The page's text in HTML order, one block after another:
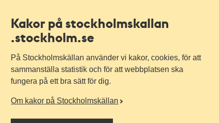
Kakor på stockholmskallan
.stockholm.se
På Stockholmskällan använder vi kakor, cookies, för att
sammanställa statistik och för att webbplatsen ska
fungera på ett bra sätt för dig.
Om kakor på Stockholmskällan